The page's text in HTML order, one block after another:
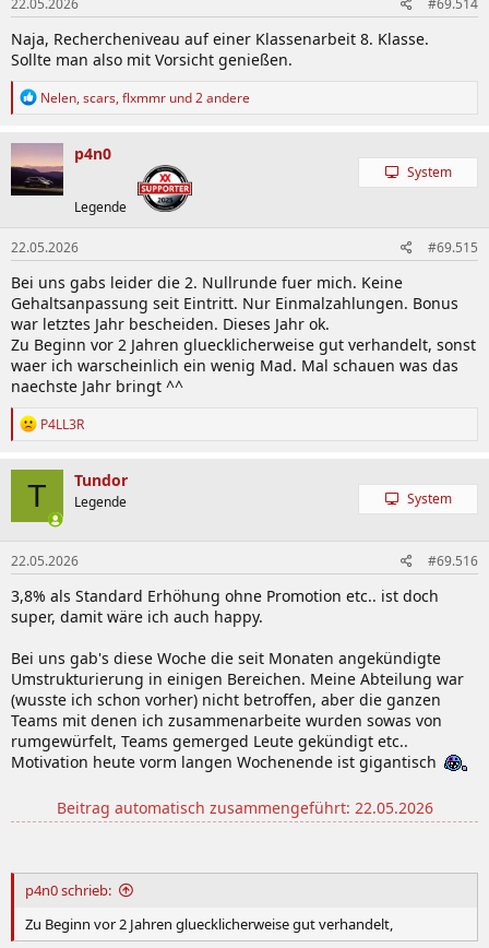
e
n
:
22.05.2026 #69.514
Naja, Rechercheniveau auf einer Klassenarbeit 8. Klasse.
Sollte man also mit Vorsicht genießen.
R
k
t
i
o
n
Nelen, scars, flxmmr und 2 andere
p4n0
Legende
System
22.05.2026 #69.515
Bei uns gabs leider die 2. Nullrunde fuer mich. Keine
Gehaltsanpassung seit Eintritt. Nur Einmalzahlungen. Bonus
war letztes Jahr bescheiden. Dieses Jahr ok.
Zu Beginn vor 2 Jahren gluecklicherweise gut verhandelt, sonst
waer ich warscheinlich ein wenig Mad. Mal schauen was das
naechste Jahr bringt ^^
R
k
t
o
n
e
n
:
P4LL3R
T Tundor
Legende System
22.05.2026 #69.516
3,8% als Standard Erhöhung ohne Promotion etc.. ist doch
super, damit wäre ich auch happy.
Bei uns gab's diese Woche die seit Monaten angekündigte
Umstrukturierung in einigen Bereichen. Meine Abteilung war
(wusste ich schon vorher) nicht betroffen, aber die ganzen
Teams mit denen ich zusammenarbeite wurden sowas von
rumgewürfelt, Teams gemerged Leute gekündigt etc..
Motivation heute vorm langen Wochenende ist gigantisch
Beitrag automatisch zusammengeführt: 22.05.2026
p4n0 schrieb:
Zu Beginn vor 2 Jahren gluecklicherweise gut verhandelt,